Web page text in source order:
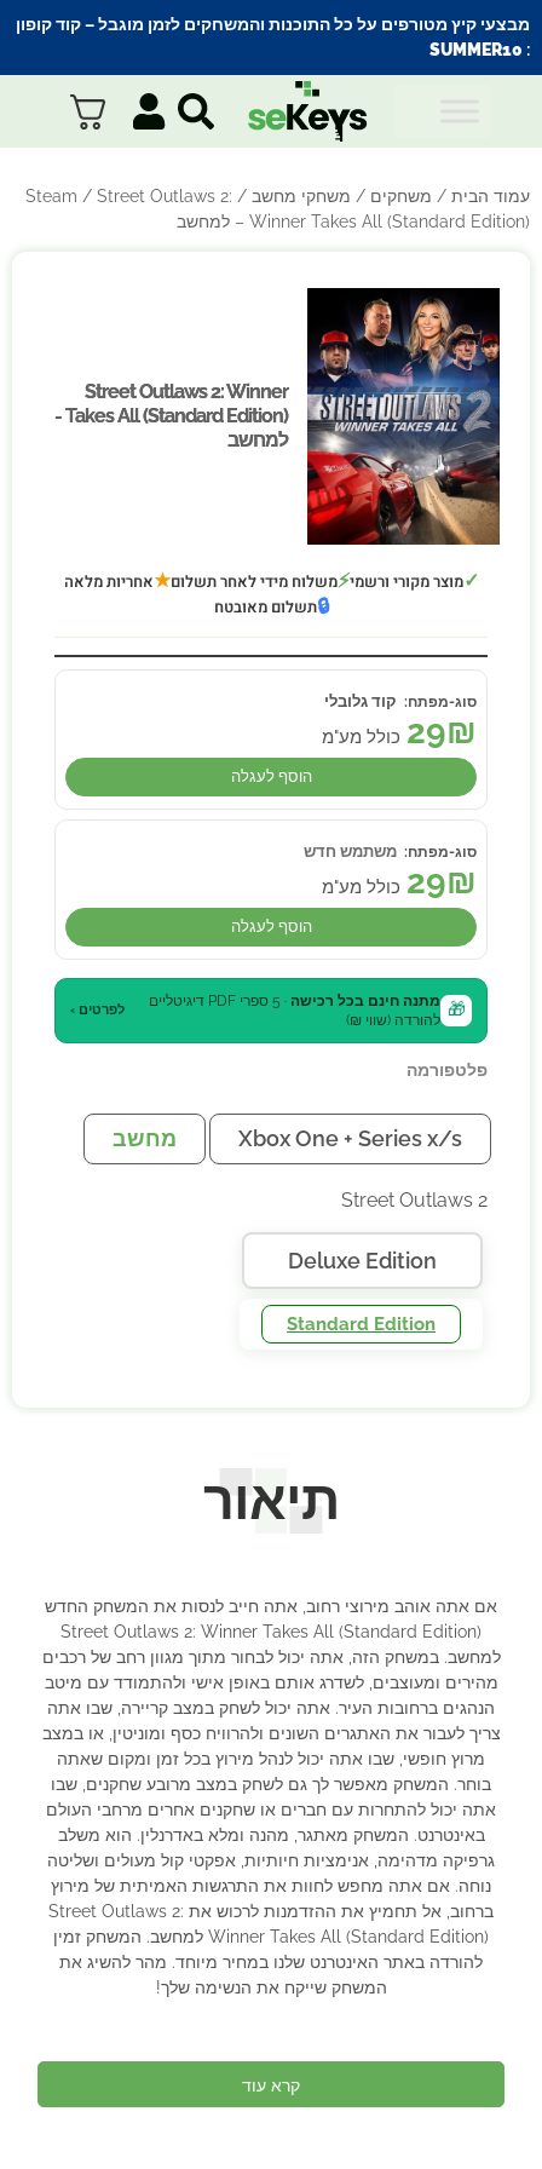
מבצעי קיץ מטורפים על כל התוכנות והמשחקים לזמן מוגבל – קוד קופון
:
SUMMER10
עמוד הבית / משחקים / משחקי מחשב /
Steam / Street Outlaws 2:
Winner Takes All (Standard Edition) – למחשב
Street Outlaws 2: Winner
Takes All (Standard Edition) -
למחשב
Street Outlaws 2: Winner
Takes All (Standard Edition) -
למחשב
✓מוצר מקורי ורשמי⚡משלוח מידי לאחר תשלום★אחריות מלאה
🔒תשלום מאובטח
קוד גלובלי
29₪ כולל מע"מ
הוסף לעגלה
משתמש חדש
29₪ כולל מע"מ
הוסף לעגלה
🎁 מתנה חינם בכל רכישה
· 5 ספרי PDF דיגיטליים
להורדה (שווי ₪)
לפרטים ›
פלטפורמה
Xbox One + Series x/s מחשב
Street Outlaws 2
Deluxe Edition
Standard Edition
תיאור
אם אתה אוהב מירוצי רחוב, אתה חייב לנסות את המשחק החדש
Street Outlaws 2: Winner Takes All (Standard Edition)
למחשב. במשחק הזה, אתה יכול לבחור מתוך מגוון רחב של רכבים
מהירים ומעוצבים, לשדרג אותם באופן אישי ולהתמודד עם מיטב
הנהגים ברחובות העיר. אתה יכול לשחק במצב קריירה, שבו אתה
צריך לעבור את האתגרים השונים ולהרוויח כסף ומוניטין, או במצב
מרוץ חופשי, שבו אתה יכול לנהל מירוץ בכל זמן ומקום שאתה
בוחר. המשחק מאפשר לך גם לשחק במצב מרובע שחקנים, שבו
אתה יכול להתחרות עם חברים או שחקנים אחרים מרחבי העולם
באינטרנט. המשחק מאתגר, מהנה ומלא באדרנלין. הוא משלב
גרפיקה מדהימה, אנימציות חיותיות, אפקטי קול מעולים ושליטה
נוחה. אם אתה מחפש לחוות את התרגשות האמיתית של מירוץ
ברחוב, אל תחמיץ את ההזדמנות לרכוש את Street Outlaws 2:
Winner Takes All (Standard Edition) למחשב. המשחק זמין
להורדה באתר האינטרנט שלנו במחיר מיוחד. מהר להשיג את
המשחק שייקח את הנשימה שלך!
קרא עוד